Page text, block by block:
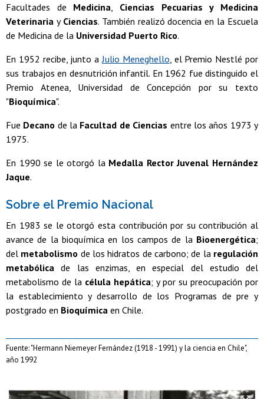
Facultades de Medicina, Ciencias Pecuarias y Medicina
Veterinaria y Ciencias. También realizó docencia en la Escuela
de Medicina de la Universidad Puerto Rico.
En 1952 recibe, junto aJulio Meneghello, el Premio Nestlé por
sus trabajos en desnutrición infantil. En 1962 fue distinguido el
Premio Atenea, Universidad de Concepción por su texto
"Bioquímica".
Fue Decano de la Facultad de Ciencias entre los años 1973 y
1975.
En 1990 se le otorgó la Medalla Rector Juvenal Hernández
Jaque.
Sobre el Premio Nacional
En 1983 se le otorgó esta contribución por su contribución al
avance de la bioquímica en los campos de la Bioenergética;
del metabolismo de los hidratos de carbono; de la regulación
metabólica de las enzimas, en especial del estudio del
metabolismo de la célula hepática; y por su preocupación por
la establecimiento y desarrollo de los Programas de pre y
postgrado en Bioquímica en Chile.
Fuente: "Hermann Niemeyer Fernández (1918 - 1991) y la ciencia en Chile",
año 1992